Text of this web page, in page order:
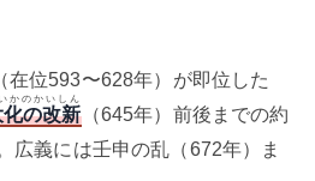
在位593〜628年）が即位した
化の改新
かのかいしん
（645年）前後までの約
広義には壬申の乱（672年）ま